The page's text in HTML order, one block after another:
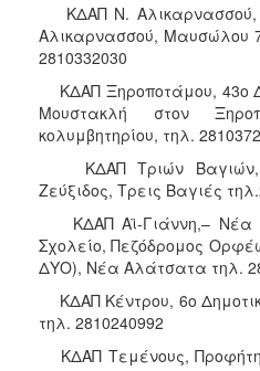
ΚΔΑΠ Ν. Αλικαρνασσού,
Αλικαρνασσού, Μαυσώλου
2810332030
ΚΔΑΠ Ξηροποτάμου, 43ο
Μουστακλή στον
κολυμβητηρίου, τηλ.
ΚΔΑΠ Τριών Βαγιών,
Ζεύξιδος, Τρεις Βαγιές
ΚΔΑΠ Αϊ-Γιάννη,– Νέα
Σχολείο, Πεζόδρομος
ΔΥΟ), Νέα Αλάτσατα τηλ.
ΚΔΑΠ Κέντρου, 6ο
τηλ. 2810240992
ΚΔΑΠ Τεμένους, Προφήτη